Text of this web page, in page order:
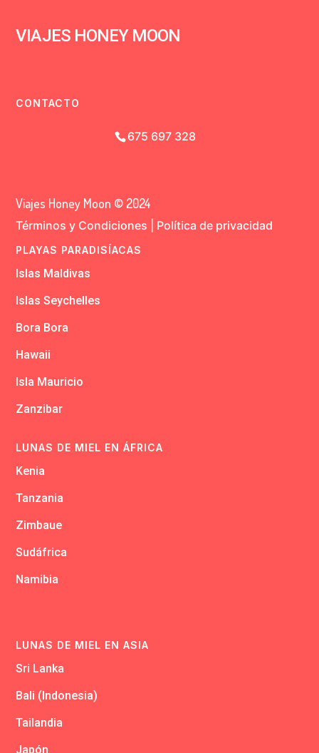
VIAJES HONEY MOON
CONTACTO
675 697 328
Viajes Honey Moon © 2024
Términos y Condiciones Política de privacidad
PLAYAS PARADISÍACAS
Islas Maldivas
Islas Seychelles
Bora Bora
Hawaii
Isla Mauricio
Zanzibar
LUNAS DE MIEL EN ÁFRICA
Kenia
Tanzania
Zimbaue
Sudáfrica
Namibia
LUNAS DE MIEL EN ASIA
Sri Lanka
Bali (Indonesia)
Tailandia
Japón